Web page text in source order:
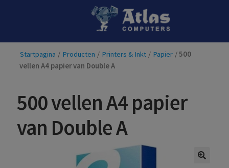
Ga
naar
Ga
de
Startpagina / Producten / Printers & Inkt / Papier /500
vellen A4 papier van Double A
500 vellen A4 papier
van Double A